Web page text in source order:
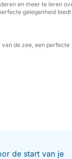
en meer te leren
gelegenheid biedt
de zee, een perfecte
de start van je